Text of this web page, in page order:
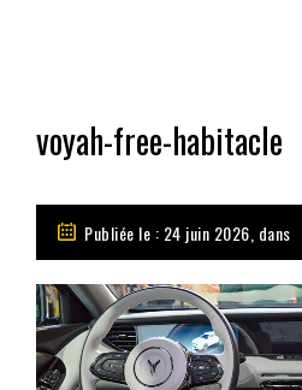
voyah-free-habitacle
Publiée le : 24 juin 2026, dans